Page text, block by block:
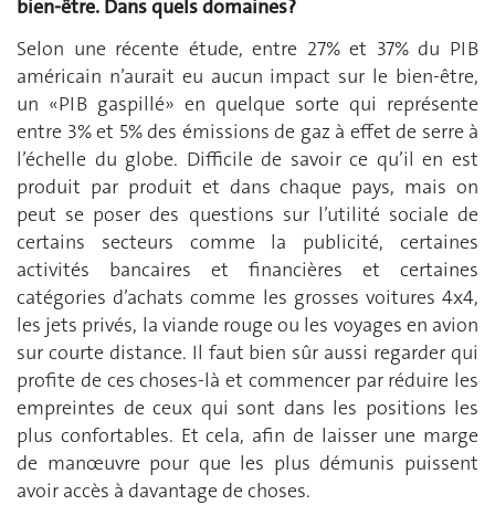
bien-être. Dans quels domaines?
Selon une récente étude, entre 27% et 37% du PIB
américain n’aurait eu aucun impact sur le bien-être,
un «PIB gaspillé» en quelque sorte qui représente
entre 3% et 5% des émissions de gaz à effet de serre à
l’échelle du globe. Difficile de savoir ce qu’il en est
produit par produit et dans chaque pays, mais on
peut se poser des questions sur l’utilité sociale de
certains secteurs comme la publicité, certaines
activités bancaires et financières et certaines
catégories d’achats comme les grosses voitures 4x4,
les jets privés, la viande rouge ou les voyages en avion
sur courte distance. Il faut bien sûr aussi regarder qui
profite de ces choses-là et commencer par réduire les
empreintes de ceux qui sont dans les positions les
plus confortables. Et cela, afin de laisser une marge
de manœuvre pour que les plus démunis puissent
avoir accès à davantage de choses.